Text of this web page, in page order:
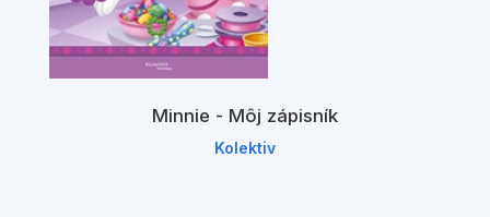
Minnie - Môj zápisník
Kolektiv